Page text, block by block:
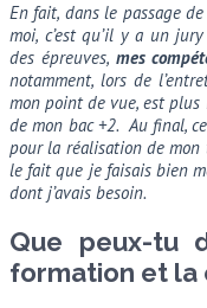
En fait, dans le passage
moi, c’est qu’il y a un
des épreuves, mes
notamment, lors de
mon point de vue, est
de mon bac +2. Au final,
pour la réalisation de mon
le fait que je faisais bien
dont j’avais besoin.
Que peux-tu
formation et la